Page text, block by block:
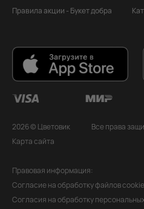
Правила акции - Букет добра
2026 © Цветовик
Все права
Карта сайта
Правовая информация:
Согласие на обработку файлов
Согласия на обработку